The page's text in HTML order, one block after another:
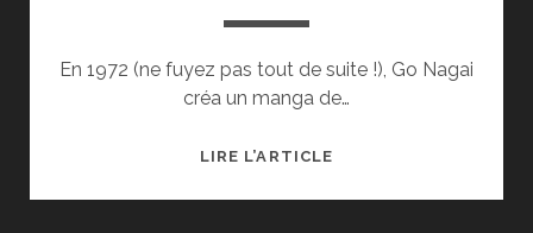
En 1972 (ne fuyez pas tout de suite !), Go Nagai
créa un manga de…
LIRE L’ARTICLESHIN